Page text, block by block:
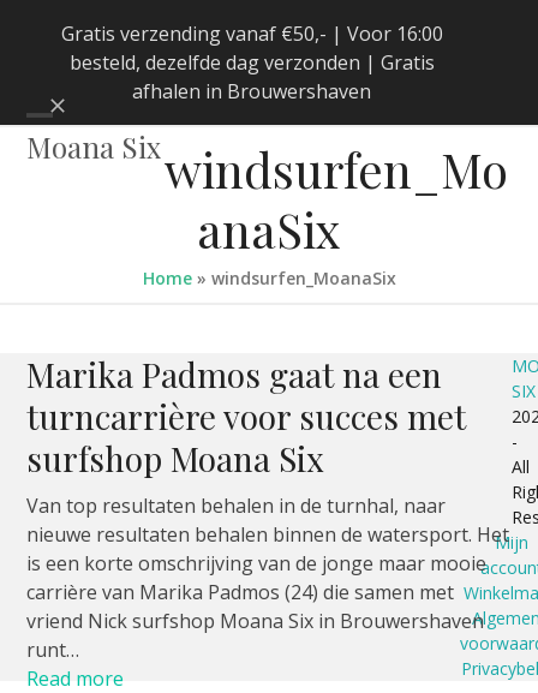
Gratis verzending vanaf €50,- | Voor 16:00
besteld, dezelfde dag verzonden | Gratis
afhalen in Brouwershaven
Negeren
Moana Six
Open
Close
windsurfen_Mo
anaSix
Home» windsurfen_MoanaSix
Marika Padmos gaat na een
turncarrière voor succes met
surfshop Moana Six
Van top resultaten behalen in de turnhal, naar
nieuwe resultaten behalen binnen de watersport. Het
is een korte omschrijving van de jonge maar mooie
carrière van Marika Padmos (24) die samen met
vriend Nick surfshop Moana Six in Brouwershaven
runt…
Read more
SIX
-
All
Mijn